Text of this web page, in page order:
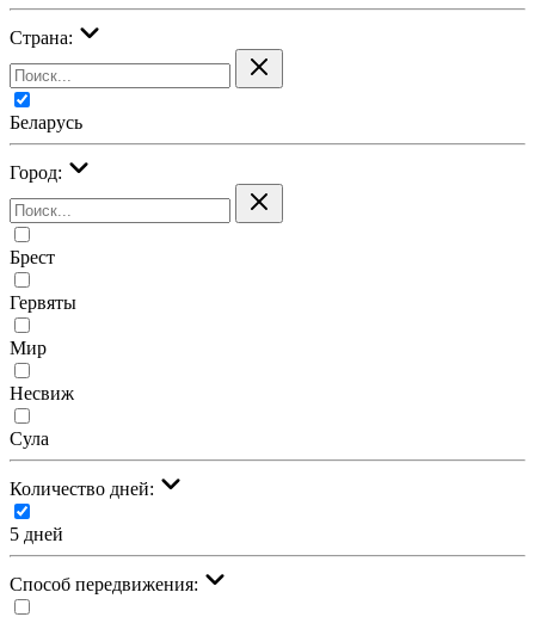
Страна:
Беларусь
Город:
Брест
Гервяты
Мир
Несвиж
Сула
Количество дней:
5 дней
Cпособ передвижения: